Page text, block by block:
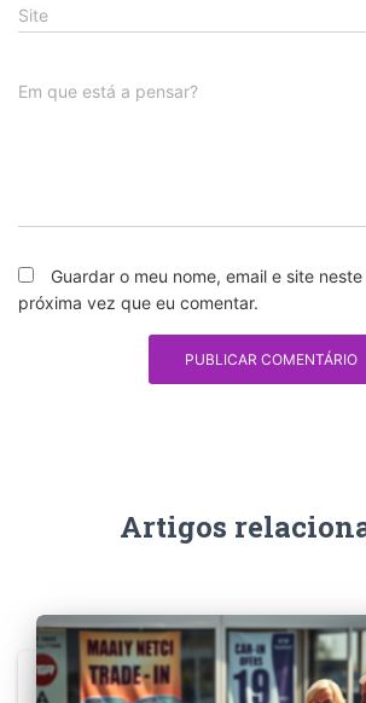
Site
Em que está a pensar?
Guardar o meu nome, email e site
próxima vez que eu comentar.
Artigos